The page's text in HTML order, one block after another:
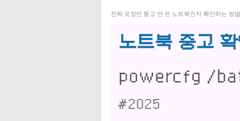
진짜 포장만 뜯고 안 쓴 노트북인지 확인하는 방법